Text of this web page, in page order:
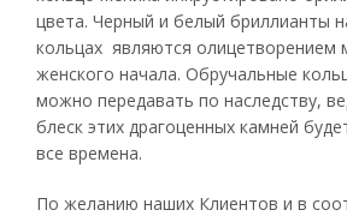
цвета. Черный и белый бриллианты
кольцах являются олицетворением
женского начала. Обручальные
можно передавать по наследству,
блеск этих драгоценных камней
все времена.
По желанию наших Клиентов и в